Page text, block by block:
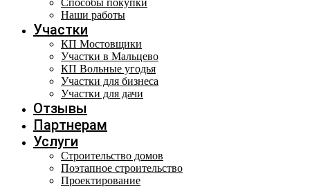
Наши работы
Участки
КП Мостовщики
Участки в Мальцево
КП Вольные угодья
Участки для бизнеса
Участки для дачи
Отзывы
Партнерам
Услуги
Строительство домов
Поэтапное строительство
Проектирование